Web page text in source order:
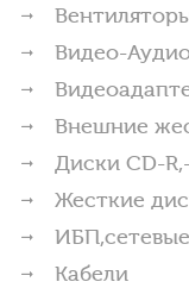
Видео-
Внешние
Диски CD-
Жесткие
Кабели